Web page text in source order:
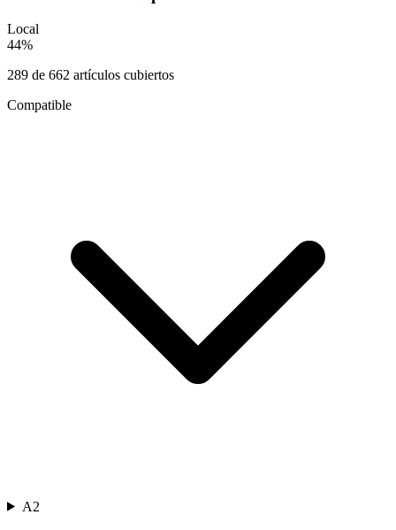
Local
44%
289 de 662 artículos cubiertos
Compatible
A2